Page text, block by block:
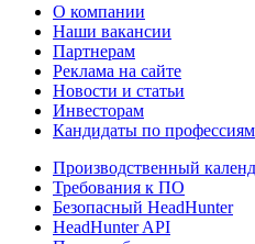
О компании
Наши вакансии
Партнерам
Реклама на сайте
Новости и статьи
Инвесторам
Кандидаты по профессиям
Производственный
Требования к ПО
Безопасный HeadHunter
HeadHunter API